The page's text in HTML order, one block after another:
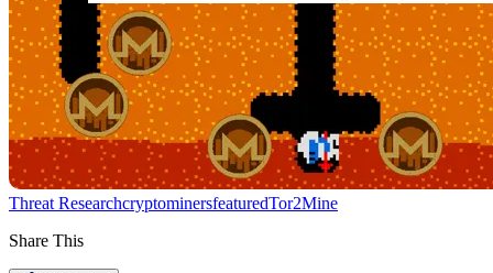
Threat ResearchcryptominersfeaturedTor2Mine
Share This